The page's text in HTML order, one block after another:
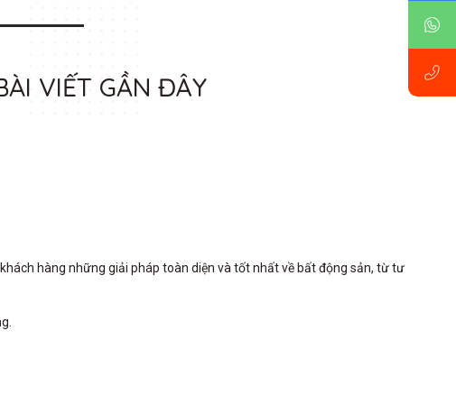
VIẾT GẦN ĐÂY
hàng những giải pháp toàn diện và tốt nhất về bất động sản, từ tư